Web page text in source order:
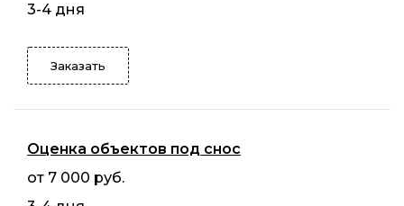
3-4 дня
Заказать
Оценка объектов под снос
от 7 000 руб.